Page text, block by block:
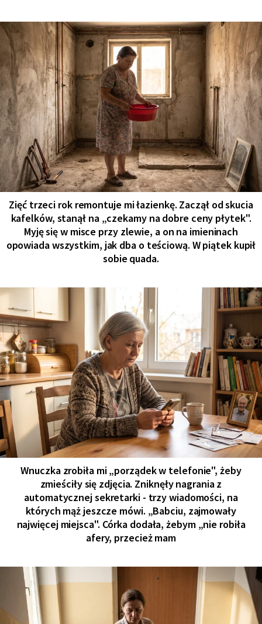
Zięć trzeci rok remontuje mi łazienkę. Zaczął od skucia
kafelków, stanął na „czekamy na dobre ceny płytek".
Myję się w misce przy zlewie, a on na imieninach
opowiada wszystkim, jak dba o teściową. W piątek kupił
sobie quada.
Wnuczka zrobiła mi „porządek w telefonie", żeby
zmieściły się zdjęcia. Zniknęły nagrania z
automatycznej sekretarki - trzy wiadomości, na
których mąż jeszcze mówi. „Babciu, zajmowały
najwięcej miejsca". Córka dodała, żebym „nie robiła
afery, przecież mam